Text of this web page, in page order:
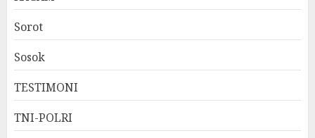
Sorot
Sosok
TESTIMONI
TNI-POLRI